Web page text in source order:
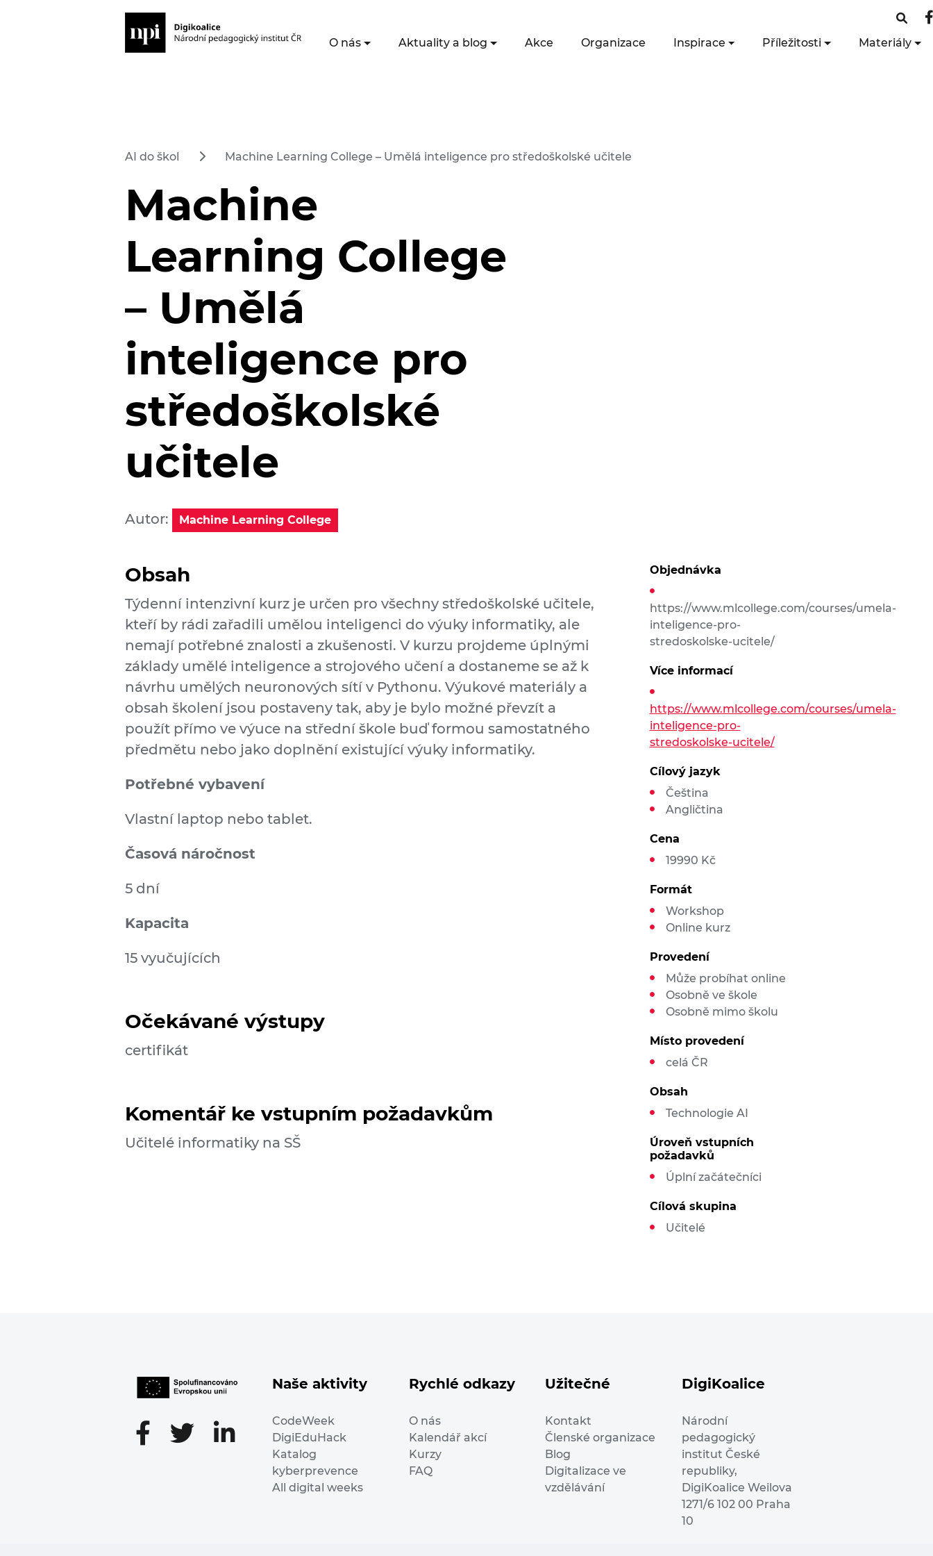
O nás Aktuality a blog Akce Organizace Inspirace Příležitosti Materiály
AI do škol Machine Learning College – Umělá inteligence pro středoškolské učitele
Machine
Learning College
– Umělá
inteligence pro
středoškolské
učitele
Autor: Machine Learning College
Obsah
Týdenní intenzivní kurz je určen pro všechny středoškolské učitele,
kteří by rádi zařadili umělou inteligenci do výuky informatiky, ale
nemají potřebné znalosti a zkušenosti. V kurzu projdeme úplnými
základy umělé inteligence a strojového učení a dostaneme se až k
návrhu umělých neuronových sítí v Pythonu. Výukové materiály a
obsah školení jsou postaveny tak, aby je bylo možné převzít a
použít přímo ve výuce na střední škole buď formou samostatného
předmětu nebo jako doplnění existující výuky informatiky.
Potřebné vybavení
Vlastní laptop nebo tablet.
Časová náročnost
5 dní
Kapacita
15 vyučujících
Očekávané výstupy
certifikát
Komentář ke vstupním požadavkům
Učitelé informatiky na SŠ
Objednávka
https://www.mlcollege.com/courses/umela-
inteligence-pro-
stredoskolske-ucitele/
Více informací
https://www.mlcollege.com/courses/umela-
inteligence-pro-
stredoskolske-ucitele/
Cílový jazyk
Čeština
Angličtina
Cena
19990 Kč
Formát
Workshop
Online kurz
Provedení
Může probíhat online
Osobně ve škole
Osobně mimo školu
Místo provedení
celá ČR
Obsah
Technologie AI
Úroveň vstupních
požadavků
Úplní začátečníci
Cílová skupina
Učitelé
Naše aktivity
CodeWeek
DigiEduHack
Katalog
kyberprevence
All digital weeks
Rychlé odkazy
O nás
Kalendář akcí
Kurzy
FAQ
Užitečné
Kontakt
Členské organizace
Blog
Digitalizace ve
vzdělávání
DigiKoalice
Národní
pedagogický
institut České
republiky,
DigiKoalice Weilova
1271/6 102 00 Praha
10